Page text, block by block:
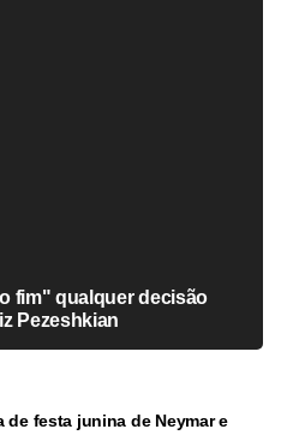
fim" qualquer decisão
Pezeshkian
de festa junina de Neymar e